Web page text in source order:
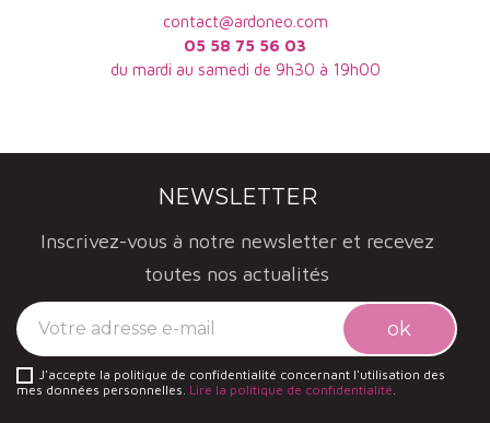
contact@ardoneo.com
05 58 75 56 03
du mardi au samedi de 9h30 à 19h00
NEWSLETTER
Inscrivez-vous à notre newsletter et recevez
toutes nos actualités
J'accepte la politique de confidentialité concernant l'utilisation des
mes données personnelles. Lire la politique de confidentialité